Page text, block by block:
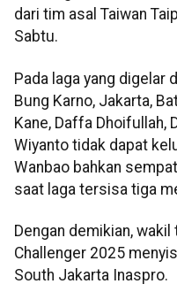
dari tim asal Taiwan
Sabtu.
Pada laga yang digelar
Bung Karno, Jakarta,
Kane, Daffa Dhoifullah,
Wiyanto tidak dapat
Wanbao bahkan
saat laga tersisa tiga
Dengan demikian, wakil
Challenger 2025
South Jakarta Inaspro.